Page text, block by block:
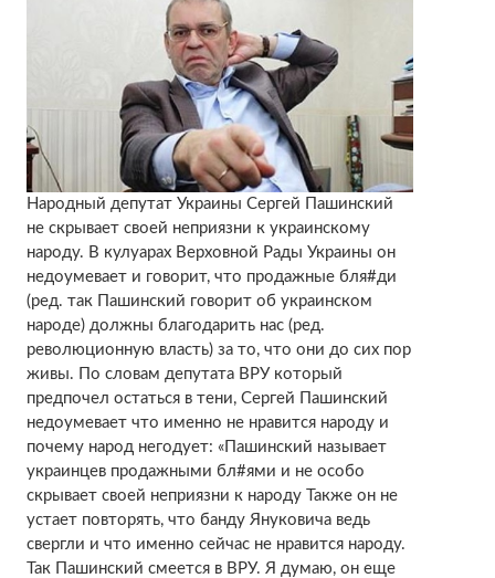
Народный депутат Украины Сергей Пашинский
не скрывает своей неприязни к украинскому
народу. В кулуарах Верховной Рады Украины он
недоумевает и говорит, что продажные бля#ди
(ред. так Пашинский говорит об украинском
народе) должны благодарить нас (ред.
революционную власть) за то, что они до сих пор
живы. По словам депутата ВРУ который
предпочел остаться в тени, Сергей Пашинский
недоумевает что именно не нравится народу и
почему народ негодует: «Пашинский называет
украинцев продажными бл#ями и не особо
скрывает своей неприязни к народу Также он не
устает повторять, что банду Януковича ведь
свергли и что именно сейчас не нравится народу.
Так Пашинский смеется в ВРУ. Я думаю, он еще